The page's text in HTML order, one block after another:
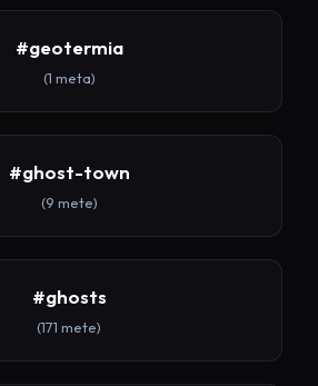
#geotermia
(1 meta)
#ghost-town
(9 mete)
#ghosts
(171 mete)